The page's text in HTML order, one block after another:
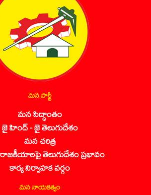
మన పార్టీ
మన సిద్ధాంతం
జై హింద్ - జై తెలుగుదేశం
మన చరిత్ర
తెలుగుదేశం ప్రభావం
కార్య నిర్వాహక వర్గం
మన నాయకత్వం